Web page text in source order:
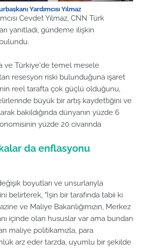
Yardımcısı Yılmaz
Cevdet Yılmaz, CNN Türk
yanıtladı, gündeme ilişkin
ve Türkiye'de temel mesele
resesyon riski bulunduğuna işaret
reel tarafta çok güçlü olduğunu,
büyük bir artış kaydettiğini ve
bakıldığında dünyanın yüzde 6
yüzde 20 civarında
da enflasyonu
boyutları ve unsurlarıyla
belirterek, "İşin bir tarafında tabii ki
ve Maliye Bakanlığımızın, Merkez
içinde olan hususlar var ama bundan
maliye politikamızla, para
arz eder tarzda, uyumlu bir şekilde